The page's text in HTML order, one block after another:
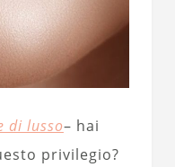
di lusso– hai
privilegio?